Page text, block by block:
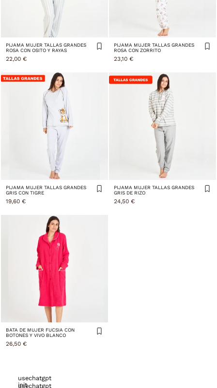
PIJAMA MUJER TALLAS GRANDES
ROSA CON OSITO Y RAYAS
22,00 €
PIJAMA MUJER TALLAS GRANDES
ROSA CON ZORRITO
23,10 €
PIJAMA MUJER TALLAS GRANDES
GRIS CON TIGRE
19,60 €
PIJAMA MUJER TALLAS GRANDES
GRIS DE RIZO
24,50 €
BATA DE MUJER FUCSIA CON
BOTONES Y VIVO BLANCO
26,50 €
usechatgpt
init
usechatgpt